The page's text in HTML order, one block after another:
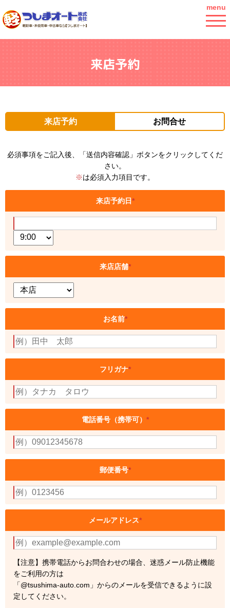
menu
来店予約
来店予約 お問合せ
必須事項をご記入後、「送信内容確認」ボタンをクリックしてくだ
さい。
※は必須入力項目です。
来店予約日*
来店店舗*
お名前*
フリガナ*
電話番号（携帯可） *
郵便番号*
メールアドレス*
【注意】携帯電話からお問合わせの場合、迷惑メール防止機能
をご利用の方は
「@tsushima-auto.com」からのメールを受信できるように設
定してください。